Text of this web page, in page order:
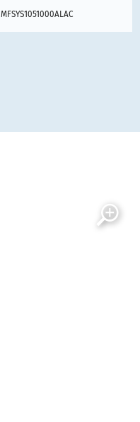
MFSYS1051000ALAC